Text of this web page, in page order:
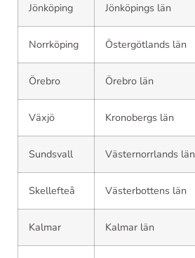
Jönköping Jönköpings län
Norrköping Östergötlands län
Örebro Örebro län
Växjö Kronobergs län
Sundsvall Västernorrlands län
Skellefteå Västerbottens län
Kalmar Kalmar län